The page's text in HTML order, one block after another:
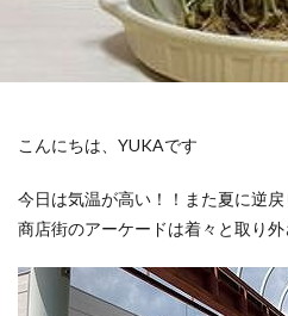
こんにちは、YUKAです
今日は気温が高い！！また夏に逆戻
商店街のアーケードは着々と取り外